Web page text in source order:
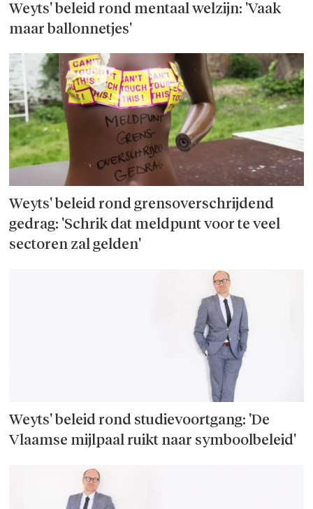
Weyts' beleid rond mentaal welzijn: 'Vaak
maar ballonnetjes'
Weyts' beleid rond grensoverschrijdend
gedrag: 'Schrik dat meldpunt voor te veel
sectoren zal gelden'
Weyts' beleid rond studievoortgang: 'De
Vlaamse mijlpaal ruikt naar symboolbeleid'